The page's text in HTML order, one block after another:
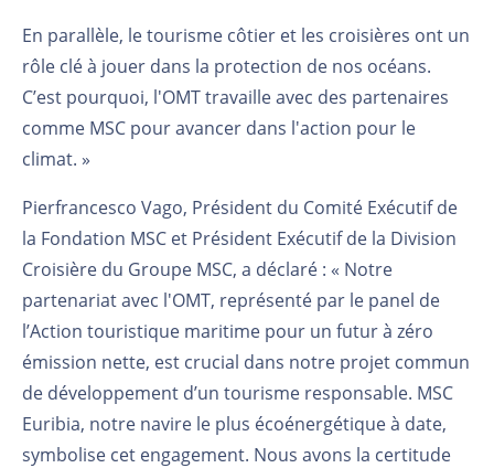
En parallèle, le tourisme côtier et les croisières ont un
rôle clé à jouer dans la protection de nos océans.
C’est pourquoi, l'OMT travaille avec des partenaires
comme MSC pour avancer dans l'action pour le
climat. »
Pierfrancesco Vago, Président du Comité Exécutif de
la Fondation MSC et Président Exécutif de la Division
Croisière du Groupe MSC, a déclaré : « Notre
partenariat avec l'OMT, représenté par le panel de
l’Action touristique maritime pour un futur à zéro
émission nette, est crucial dans notre projet commun
de développement d’un tourisme responsable. MSC
Euribia, notre navire le plus écoénergétique à date,
symbolise cet engagement. Nous avons la certitude